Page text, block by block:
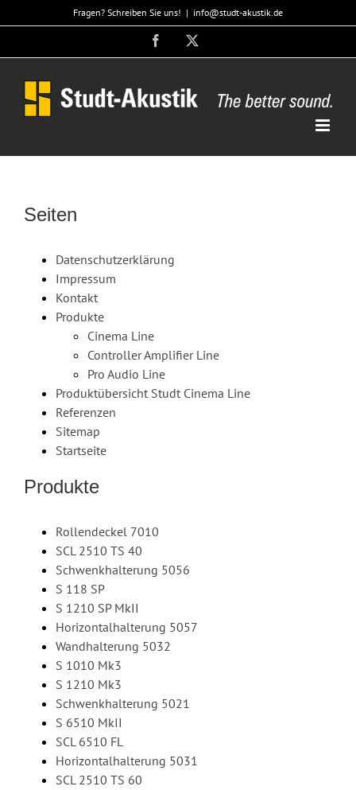
Inhalt
Fragen? Schreiben Sie uns! | info@studt-akustik.de
Facebook
Seiten
Datenschutzerklärung
Impressum
Kontakt
Produkte
Cinema Line
Controller Amplifier Line
Pro Audio Line
Produktübersicht Studt Cinema Line
Referenzen
Sitemap
Startseite
Produkte
Rollendeckel 7010
SCL 2510 TS 40
Schwenkhalterung 5056
S 118 SP
S 1210 SP MkII
Horizontalhalterung 5057
Wandhalterung 5032
S 1010 Mk3
S 1210 Mk3
Schwenkhalterung 5021
S 6510 MkII
SCL 6510 FL
Horizontalhalterung 5031
SCL 2510 TS 60